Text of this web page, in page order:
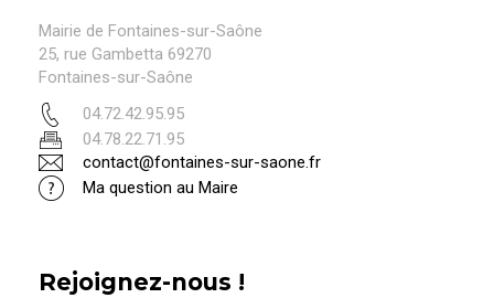
Mairie de Fontaines-sur-Saône
25, rue Gambetta 69270
Fontaines-sur-Saône
04.72.42.95.95
04.78.22.71.95
contact@fontaines-sur-saone.fr
Ma question au Maire
Rejoignez-nous !